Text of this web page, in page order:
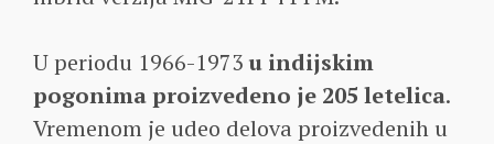
U periodu 1966-1973 u indijskim
pogonima proizvedeno je 205 letelica.
Vremenom je udeo delova proizvedenih u